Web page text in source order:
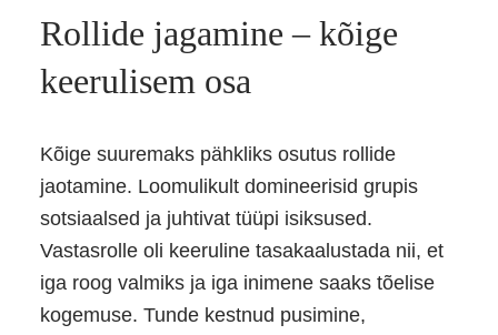
Rollide jagamine – kõige
keerulisem osa
Kõige suuremaks pähkliks osutus rollide
jaotamine. Loomulikult domineerisid grupis
sotsiaalsed ja juhtivat tüüpi isiksused.
Vastasrolle oli keeruline tasakaalustada nii, et
iga roog valmiks ja iga inimene saaks tõelise
kogemuse. Tunde kestnud pusimine,